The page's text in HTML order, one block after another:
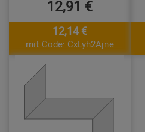
12,91 €
12,14 €
mit Code: CxLyh2Ajne